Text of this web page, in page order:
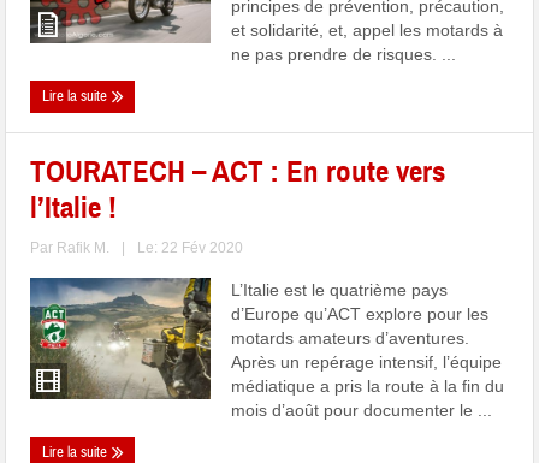
principes de prévention, précaution,
et solidarité, et, appel les motards à
ne pas prendre de risques. ...
Lire la suite
TOURATECH – ACT : En route vers
l’Italie !
Par Rafik M. Le: 22 Fév 2020
L’Italie est le quatrième pays
d’Europe qu’ACT explore pour les
motards amateurs d’aventures.
Après un repérage intensif, l’équipe
médiatique a pris la route à la fin du
mois d’août pour documenter le ...
Lire la suite